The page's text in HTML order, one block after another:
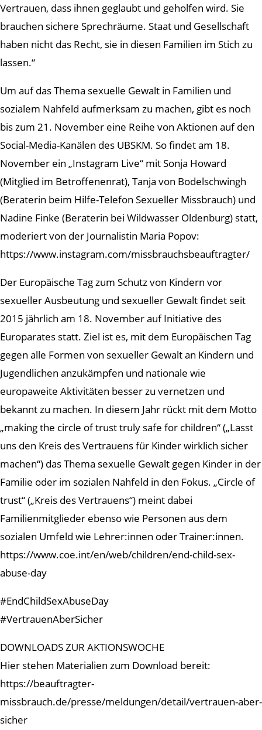
Vertrauen, dass ihnen geglaubt und geholfen wird. Sie
brauchen sichere Sprechräume. Staat und Gesellschaft
haben nicht das Recht, sie in diesen Familien im Stich zu
lassen.“
Um auf das Thema sexuelle Gewalt in Familien und
sozialem Nahfeld aufmerksam zu machen, gibt es noch
bis zum 21. November eine Reihe von Aktionen auf den
Social-Media-Kanälen des UBSKM. So findet am 18.
November ein „Instagram Live“ mit Sonja Howard
(Mitglied im Betroffenenrat), Tanja von Bodelschwingh
(Beraterin beim Hilfe-Telefon Sexueller Missbrauch) und
Nadine Finke (Beraterin bei Wildwasser Oldenburg) statt,
moderiert von der Journalistin Maria Popov:
https://www.instagram.com/missbrauchsbeauftragter/
Der Europäische Tag zum Schutz von Kindern vor
sexueller Ausbeutung und sexueller Gewalt findet seit
2015 jährlich am 18. November auf Initiative des
Europarates statt. Ziel ist es, mit dem Europäischen Tag
gegen alle Formen von sexueller Gewalt an Kindern und
Jugendlichen anzukämpfen und nationale wie
europaweite Aktivitäten besser zu vernetzen und
bekannt zu machen. In diesem Jahr rückt mit dem Motto
„making the circle of trust truly safe for children“ („Lasst
uns den Kreis des Vertrauens für Kinder wirklich sicher
machen“) das Thema sexuelle Gewalt gegen Kinder in der
Familie oder im sozialen Nahfeld in den Fokus. „Circle of
trust“ („Kreis des Vertrauens“) meint dabei
Familienmitglieder ebenso wie Personen aus dem
sozialen Umfeld wie Lehrer:innen oder Trainer:innen.
https://www.coe.int/en/web/children/end-child-sex-
abuse-day
#EndChildSexAbuseDay
#VertrauenAberSicher
DOWNLOADS ZUR AKTIONSWOCHE
Hier stehen Materialien zum Download bereit:
https://beauftragter-
missbrauch.de/presse/meldungen/detail/vertrauen-aber-
sicher